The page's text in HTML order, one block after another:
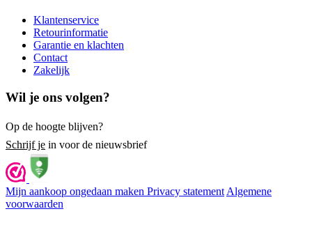
Klantenservice
Retourinformatie
Garantie en klachten
Contact
Zakelijk
Wil je ons volgen?
Op de hoogte blijven?
Schrijf je in voor de nieuwsbrief
Mijn aankoop ongedaan maken Privacy statement Algemene
voorwaarden